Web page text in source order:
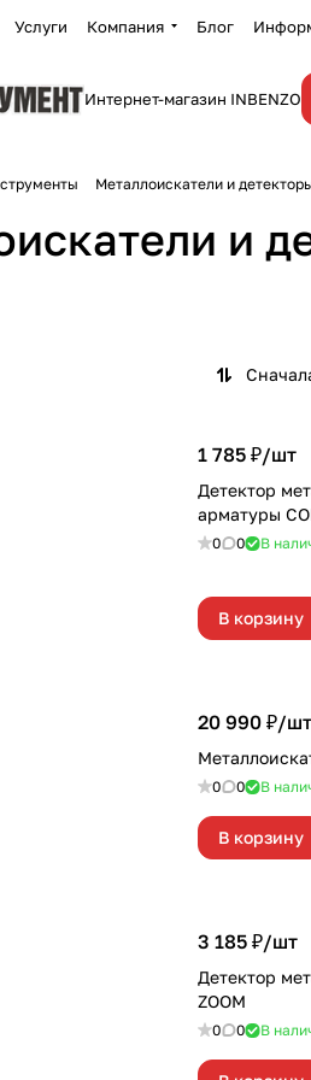
Услуги Компания Блог
Интернет-магазин INBENZO
Металлоискатели и
и
1 785 ₽/шт
Детектор
арматуры
0 0 В
В корзину
20 990 ₽/шт
0 0 В
В корзину
3 185 ₽/шт
Детектор
ZOOM
0 0 В